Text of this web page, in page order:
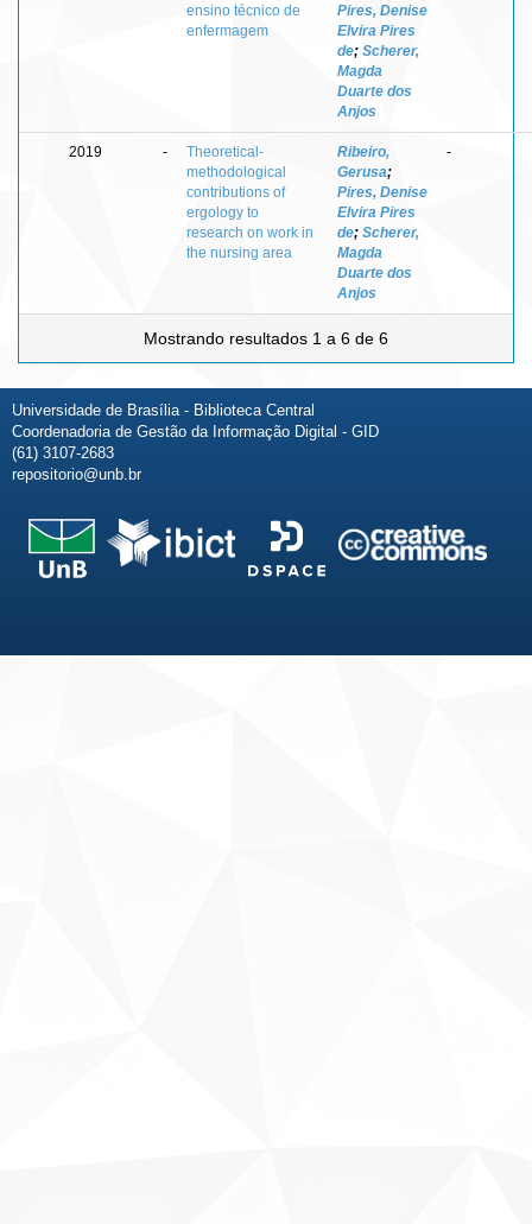
ensino técnico de
enfermagem
Pires, Denise
Elvira Pires
de; Scherer,
Magda
Duarte dos
Anjos
2019 -
Theoretical-
methodological
contributions of
ergology to
research on work in
the nursing area
Ribeiro,
Gerusa;
Pires, Denise
Elvira Pires
de; Scherer,
Magda
Duarte dos
Anjos
-
Mostrando resultados 1 a 6 de 6
Universidade de Brasília - Biblioteca Central
Coordenadoria de Gestão da Informação Digital - GID
(61) 3107-2683
repositorio@unb.br